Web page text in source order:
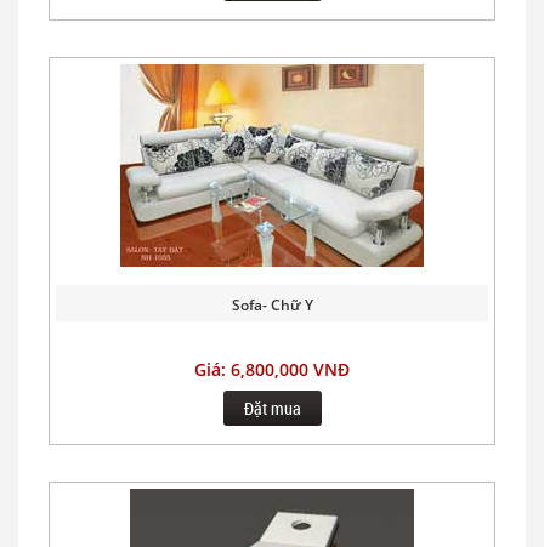
Sofa- Chữ Y
Giá: 6,800,000 VNĐ
Đặt mua